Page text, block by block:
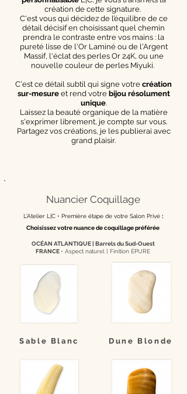
création de cette signature.
C'est vous qui décidez de l’équilibre de ce
détail décisif en choisissant quel chemin
prendra le contraste entre vos mains : la
pureté lisse de l'Or Laminé ou de l'Argent
Massif, l'éclat des perles Or 24K, ou une
nouvelle couleur de perles Miyuki.
C'est ce détail subtil qui signe votre création
sur-mesureet rend votre bijou résolument
unique.
Laissez la beauté organique de la matière
s'exprimer librement, je compte sur vous.
Partagez vos créations, je les publierai avec
grand plaisir.
Nuancier Coquillage
L'Atelier L|C • Première étape de votre Salon Privé :
Choisissez votre nuance de coquillage préférée
OCÉAN ATLANTIQUE | Barrels du Sud-Ouest
FRANCE • Aspect naturel [ Finition ÉPURE
Sable Blanc Dune Blonde